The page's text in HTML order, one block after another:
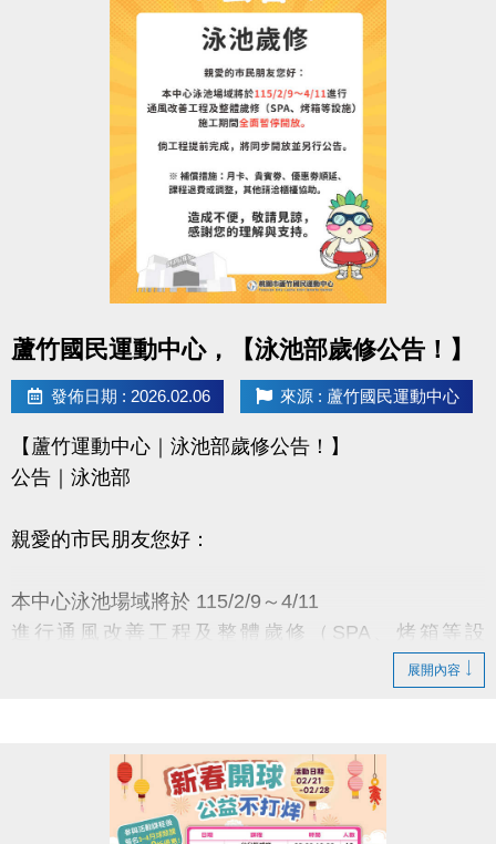
活動時間： 只到 3/3(二)！
消費抽好禮抽到「馬」上帶回家！
-------------------------------------
【活動二】#馬上雙得
活動時間： 2/18(三) ～ 2/21(六)
買票劵享優惠＋升級 限時4天
雙重好康，真的「馬」上賺到！
-------------------------------------
【活動三】#馬攏無驚
活動時間： 2/18(三) ～ 2/21(六)
「馬」上融入團體認識新朋友
活動詳情請見本次DM
獎品數量有限，好禮不間斷
-洽詢專線：03-2639066 #111
https://www.lzsports.com.tw/zh_TW/news/pageID/1/
-FB : 桃園市蘆竹國民運動中心
獎品替代之，得獎者不得異議。
※ 若原定獎項因故無法提供，得另以等值獎品替代
之，得獎者不得異議
蘆竹國民運動中心，【泳池部歲修公告！】
發佈日期 : 2026.02.06 來源 : 蘆竹國民運動中心
【蘆竹運動中心｜泳池部歲修公告！】
公告｜泳池部
親愛的市民朋友您好：
本中心泳池場域將於 115/2/9～4/11
進行通風改善工程及整體歲修（SPA、烤箱等設
補償措施：月卡、貴賓劵、優惠劵順延、
課程退費或調整，其他請洽櫃檯協助。
展開內容